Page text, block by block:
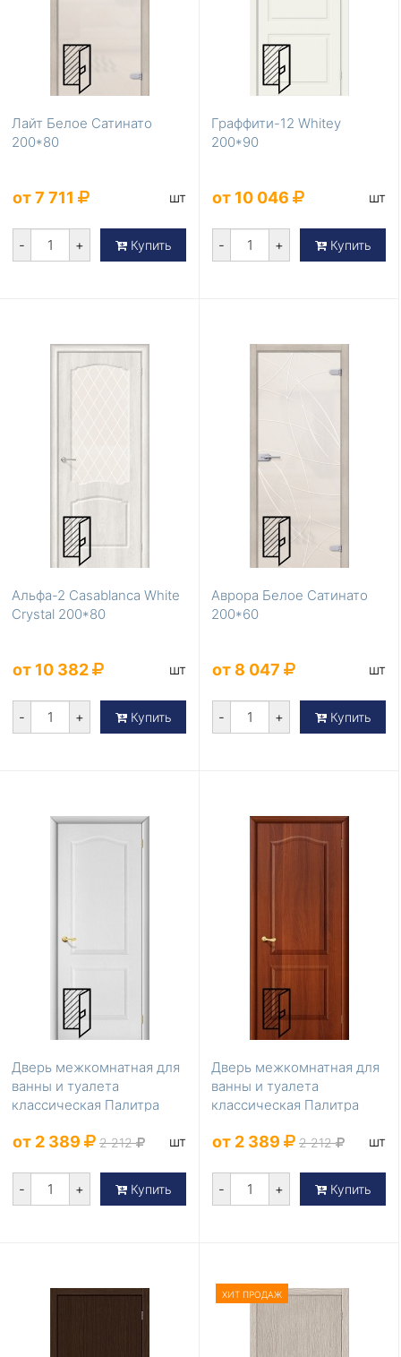
Лайт Белое Сатинато
200*80
от 7 711 шт
- + Купить
Граффити-12 Whitey
200*90
от 10 046 шт
- + Купить
Альфа-2 Casablanca White
Сrystal 200*80
от 10 382 шт
- + Купить
Аврора Белое Сатинато
200*60
от 8 047 шт
- + Купить
Дверь межкомнатная для
ванны и туалета
классическая Палитра
от 2 389 2 212 шт
- + Купить
Дверь межкомнатная для
ванны и туалета
классическая Палитра
от 2 389 2 212 шт
- + Купить
ХИТ ПРОДАЖ